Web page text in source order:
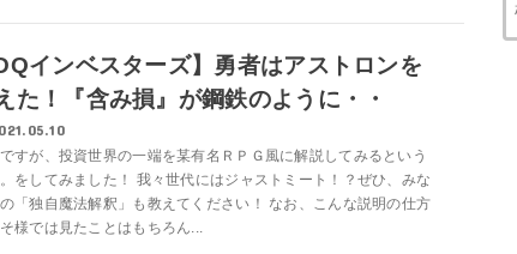
DQインベスターズ】勇者はアストロンを
た！『含み損』が鋼鉄のように・・
すが、投資世界の一端を某有名ＲＰＧ風に解説してみるという
をしてみました！ 我々世代にはジャストミート！？ぜひ、みな
「独自魔法解釈」も教えてください！ なお、こんな説明の仕方
様では見たことはもちろん...